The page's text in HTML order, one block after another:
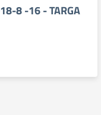
8 -16 - TARGA